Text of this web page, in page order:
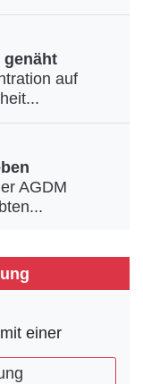
genäht
auf
AGDM
einer